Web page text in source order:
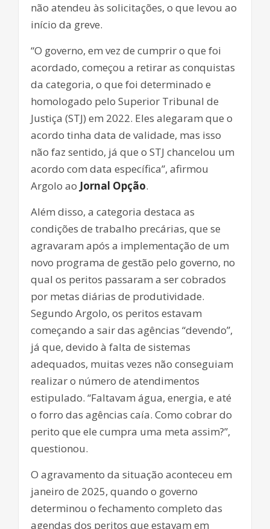
não atendeu às solicitações, o que levou ao
início da greve.
“O governo, em vez de cumprir o que foi
acordado, começou a retirar as conquistas
da categoria, o que foi determinado e
homologado pelo Superior Tribunal de
Justiça (STJ) em 2022. Eles alegaram que o
acordo tinha data de validade, mas isso
não faz sentido, já que o STJ chancelou um
acordo com data específica”, afirmou
Argolo ao Jornal Opção.
Além disso, a categoria destaca as
condições de trabalho precárias, que se
agravaram após a implementação de um
novo programa de gestão pelo governo, no
qual os peritos passaram a ser cobrados
por metas diárias de produtividade.
Segundo Argolo, os peritos estavam
começando a sair das agências “devendo”,
já que, devido à falta de sistemas
adequados, muitas vezes não conseguiam
realizar o número de atendimentos
estipulado. “Faltavam água, energia, e até
o forro das agências caía. Como cobrar do
perito que ele cumpra uma meta assim?”,
questionou.
O agravamento da situação aconteceu em
janeiro de 2025, quando o governo
determinou o fechamento completo das
agendas dos peritos que estavam em